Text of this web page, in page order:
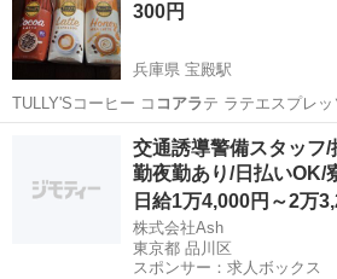
300円
兵庫県 宝殿駅
TULLY'Sコーヒー コ コアラテ ラテエスプレ
宝殿駅 食品
交通誘導警備スタッフ/
勤夜勤あり/日払いOK/
日給1万4,000円～2万
株式会社Ash
東京都 品川区
スポンサー：求人ボックス